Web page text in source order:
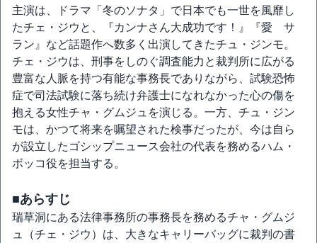
主演は、ドラマ「冬のソナタ」で日本でも一世を風靡し
たチェ・ジウと、『カンナさん大成功です！』『愛 サ
ラン』など話題作へ数多く出演してきたチュ・ジンモ。
チェ・ジウは、刑事をしのぐ調査能力と裁判所に広がる
豊富な人脈を持つ有能な事務長でありながら、試験恐怖
症で司法試験に落ち続け弁護士になれなかった心の傷を
抱える女性チャ・グムジュを演じる。一方、チュ・ジン
モは、かつて将来を嘱望された検事だったが、今は自ら
が設立したゴシップニュース会社の代表を務めるハム・
ボッコ役を担当する。
■あらすじ
瑞草洞にある法律事務所の事務長を務めるチャ・グムジ
ュ（チェ・ジウ）は、大きなキャリーバッグに裁判の書